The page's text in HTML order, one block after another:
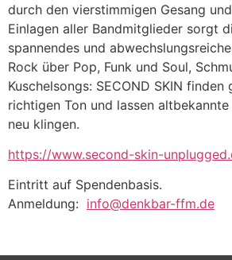
durch den vierstimmigen Gesang
Einlagen aller Bandmitglieder sorgt
spannendes und
Rock über Pop, Funk und Soul,
Kuschelsongs: SECOND SKIN
richtigen Ton und lassen
neu klingen.
https://www.second-skin-
Eintritt auf Spendenbasis.
Anmeldung: info@denkbar-ffm.de